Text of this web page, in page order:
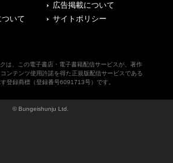
広告掲載について
いて
サイトポリシー
は、この電子書店・電子書籍配信サービスが、著作
ンテンツ使用許諾を得た正規版配信サービスである
す登録商標（登録番号6091713号）です。
© Bungeishunju Ltd.